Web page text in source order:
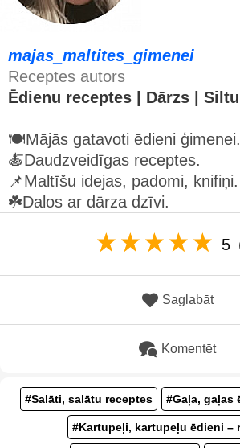
majas_maltites_gimenei
Receptes autors
Ēdienu receptes | Dārzs |
🍽Mājās gatavoti ēdieni ģimenei.
🍝Daudzveidīgas receptes.
📌Maltīšu idejas, padomi, knifiņi.
☘️Dalos ar dārza dzīvi.
5
Saglabāt
Komentēt
#Salāti, salātu receptes #Gaļa, gaļas
#Kartupeļi, kartupeļu ēdieni –